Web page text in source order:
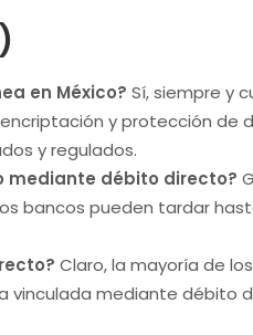
en México? Sí, siempre y
y protección de
y regulados.
mediante débito directo?
bancos pueden tardar
Claro, la mayoría de
vinculada mediante débito